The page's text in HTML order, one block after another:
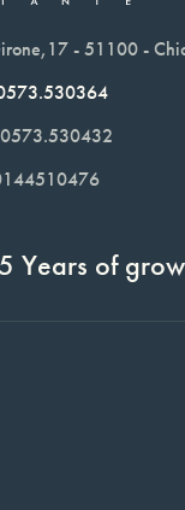
- 51100 -
Years of